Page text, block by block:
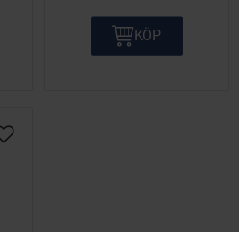
KÖP
Lägg till i önskelista